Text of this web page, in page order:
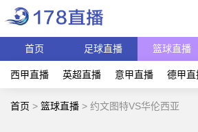
首页 足球直播 篮球直播
西甲直播 英超直播 意甲直播 德甲直
首页 > 篮球直播 > 约文图特VS华伦西亚